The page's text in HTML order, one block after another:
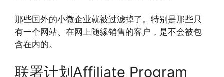
那些国外的小微企业就被过滤掉了。特别是那些只
有一个网站、在网上随缘销售的客户，是不会被包
含在内的。
联署计划Affiliate Program